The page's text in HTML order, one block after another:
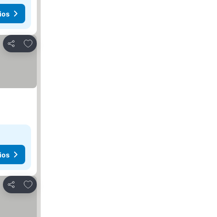
Compartir
Agregar a favoritos
Compartir
Agregar a favoritos